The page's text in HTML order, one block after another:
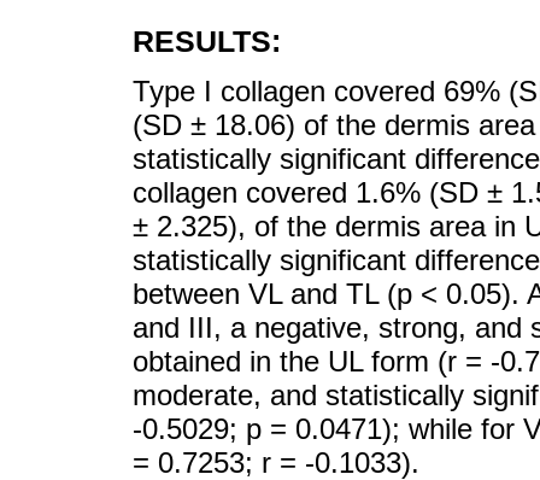
RESULTS:
Type I collagen covered 69%
(SD ± 18.06) of the dermis
statistically significant
collagen covered 1.6% (SD ±
± 2.325), of the dermis area in
statistically significant
between VL and TL (p < 0.05).
and III, a negative, strong, and
obtained in the UL form (r = -
moderate, and statistically
-0.5029; p = 0.0471); while for
= 0.7253; r = -0.1033).